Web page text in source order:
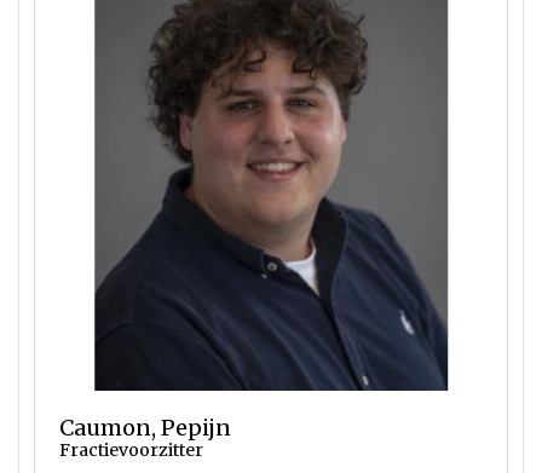
Caumon, Pepijn
Fractievoorzitter